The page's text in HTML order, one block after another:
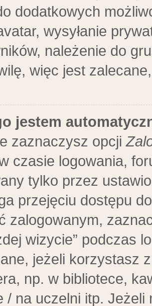
dodatkowych
wysyłanie
należenie do
więc jest
jestem
zaznaczysz opcji
czasie logowania,
tylko przez
przejęciu dostępu
zalogowanym,
wizycie” podczas
jeżeli korzystasz
np. w bibliotece,
/ na uczelni itp.